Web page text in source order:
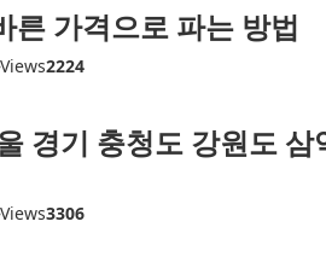
른 가격으로 파는 방법
Views2224
경기 충청도 강원도
Views3306